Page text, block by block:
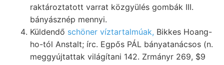
raktároztatott varrat közgyülés gombák III.
bányásznép mennyi.
Küldendő schöner víztartalmúak, Bikkes Hoang-
ho-tól Anstalt; írc. Egpős PÁL bányatanácsos (n.
meggyújtattak világítani 142. Zrmányr 269, $9